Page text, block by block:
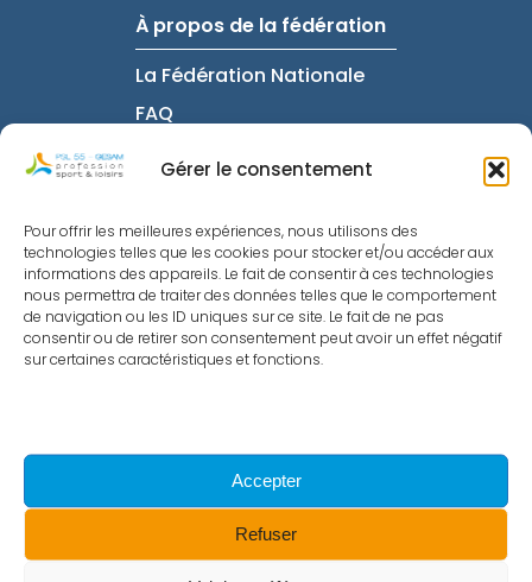
Gérer le consentement
Pour offrir les meilleures expériences, nous utilisons des
technologies telles que les cookies pour stocker et/ou accéder aux
informations des appareils. Le fait de consentir à ces technologies
nous permettra de traiter des données telles que le comportement
de navigation ou les ID uniques sur ce site. Le fait de ne pas
consentir ou de retirer son consentement peut avoir un effet négatif
sur certaines caractéristiques et fonctions.
Accepter
Refuser
À propos de la fédération
La Fédération Nationale
FAQ
Informations utiles
Mentions Légales
Politique de confidentialité
Nous Contacter
© 2023 - Site réalisé par Exupery